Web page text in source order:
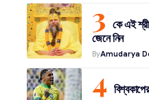
কে এই শ্রী
জেনে নিন
ByAmudarya